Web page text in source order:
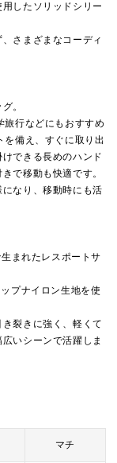
したソリッドシリー
さまざまなコーディ
。
旅行などにもおすすめ
を備え、すぐに取り出
できる長めのハンド
で移動も快適です。
なり、移動時にも活
まれたレスポートサ
プナイロン生地を使
裂きに強く、軽くて
いシーンで活躍しま
マチ